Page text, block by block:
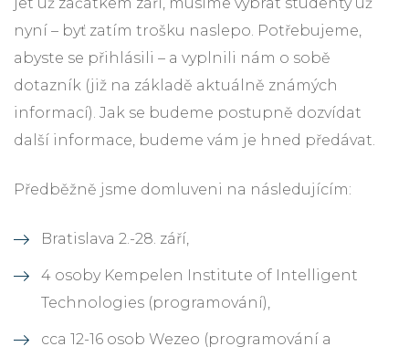
nyní – byť zatím trošku naslepo. Potřebujeme,
abyste se přihlásili – a vyplnili nám o sobě
dotazník (již na základě aktuálně známých
informací). Jak se budeme postupně dozvídat
další informace, budeme vám je hned předávat.
Předběžně jsme domluveni na následujícím:
Bratislava 2.-28. září,
4 osoby Kempelen Institute of Intelligent
Technologies (programování),
cca 12-16 osob Wezeo (programování a